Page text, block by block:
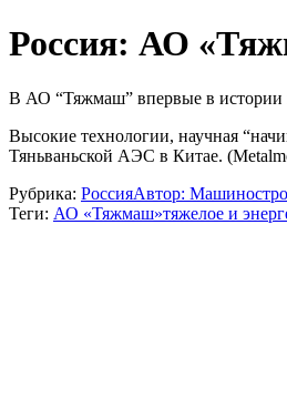
Россия: АО
В АО “Тяжмаш” впервые в истории
Высокие технологии, научная
Тяньваньской АЭС в Китае.
Рубрика: РоссияАвтор:
Теги: АО «Тяжмаш»тяжелое и